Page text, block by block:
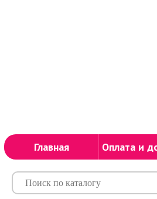
Главная Оплата и